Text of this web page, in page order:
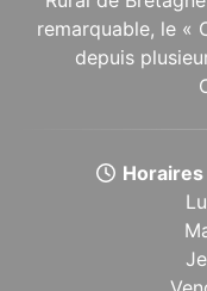
remarquable, le «
depuis
Horaires